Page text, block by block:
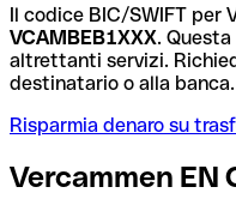
Il codice BIC/SWIFT per
VCAMBEB1XXX.
altrettanti servizi.
destinatario o alla banca.
Risparmia denaro su
Vercammen EN